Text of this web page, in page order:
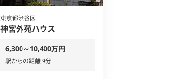
東京都渋谷区
神宮外苑ハウス
6,300～10,400万円
駅からの距離 9分